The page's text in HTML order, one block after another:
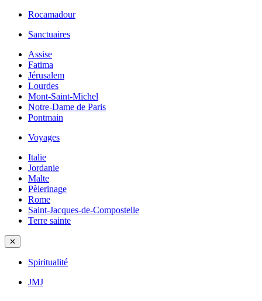
Rocamadour
Sanctuaires
Assise
Fatima
Jérusalem
Lourdes
Mont-Saint-Michel
Notre-Dame de Paris
Pontmain
Voyages
Italie
Jordanie
Malte
Pèlerinage
Rome
Saint-Jacques-de-Compostelle
Terre sainte
✕
Spiritualité
JMJ